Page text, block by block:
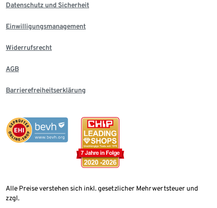
Datenschutz und Sicherheit
Einwilligungsmanagement
Widerrufsrecht
AGB
Barrierefreiheitserklärung
Alle Preise verstehen sich inkl. gesetzlicher Mehrwertsteuer und
zzgl.